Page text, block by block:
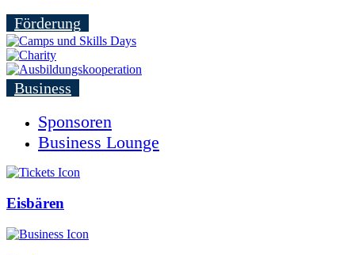
Förderung
Business
Sponsoren
Business Lounge
Eisbären